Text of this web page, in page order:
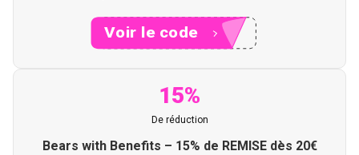
XXXER
Voir le code
15%
De réduction
Bears with Benefits – 15% de REMISE dès 20€